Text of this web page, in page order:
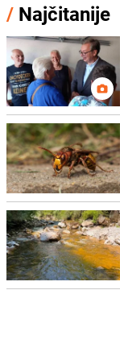
/ Najčitanije